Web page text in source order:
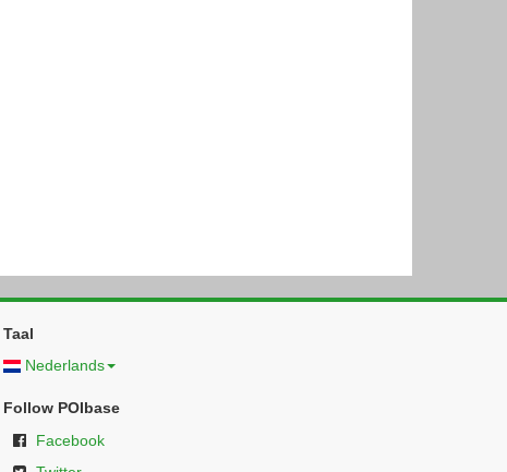
Taal
Nederlands
Follow POIbase
Facebook